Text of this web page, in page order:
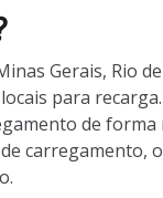
Gerais, Rio
para
de
carregamento,